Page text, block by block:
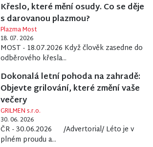
Křeslo, které mění osudy. Co se děje
s darovanou plazmou?
Plazma Most
18. 07. 2026
MOST - 18.07.2026 Když člověk zasedne do
odběrového křesla...
Dokonalá letní pohoda na zahradě:
Objevte grilování, které změní vaše
večery
GRILMEN s.r.o.
30. 06. 2026
ČR - 30.06.2026 /Advertorial/ Léto je v
plném proudu a...